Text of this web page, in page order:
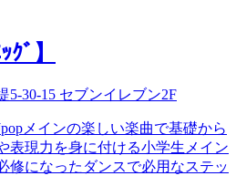
ﾞ】
5-30-15 セブンイレブン2F
メインの楽しい楽曲で基礎から
表現力を身に付ける小学生メイン
修になったダンスで必用なステッ